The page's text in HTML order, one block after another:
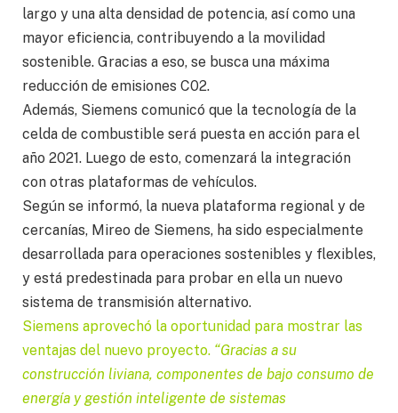
largo y una alta densidad de potencia, así como una
mayor eficiencia, contribuyendo a la movilidad
sostenible. Gracias a eso, se busca una máxima
reducción de emisiones C02.
Además, Siemens comunicó que la tecnología de la
celda de combustible será puesta en acción para el
año 2021. Luego de esto, comenzará la integración
con otras plataformas de vehículos.
Según se informó, la nueva plataforma regional y de
cercanías, Mireo de Siemens, ha sido especialmente
desarrollada para operaciones sostenibles y flexibles,
y está predestinada para probar en ella un nuevo
sistema de transmisión alternativo.
Siemens aprovechó la oportunidad para mostrar las
ventajas del nuevo proyecto. “Gracias a su
construcción liviana, componentes de bajo consumo de
energía y gestión inteligente de sistemas